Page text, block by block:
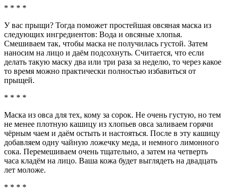
* * * *
У вас прыщи? Тогда поможет простейшая овсяная маска из
следующих ингредиентов: Вода и овсяные хлопья.
Смешиваем так, чтобы маска не получилась густой. Затем
наносим на лицо и даём подсохнуть. Считается, что если
делать такую маску два или три раза за неделю, то через какое
то время можно практически полностью избавиться от
прыщей.
* * * *
Маска из овса для тех, кому за сорок. Не очень густую, но тем
не менее плотную кашицу из хлопьев овса заливаем горячи
чёрным чаем и даём остыть и настояться. После в эту кашицу
добавляем одну чайную ложечку меда, и немного лимонного
сока. Перемешиваем очень тщательно, а затем на четверть
часа кладём на лицо. Ваша кожа будет выглядеть на двадцать
лет моложе.
* * * *